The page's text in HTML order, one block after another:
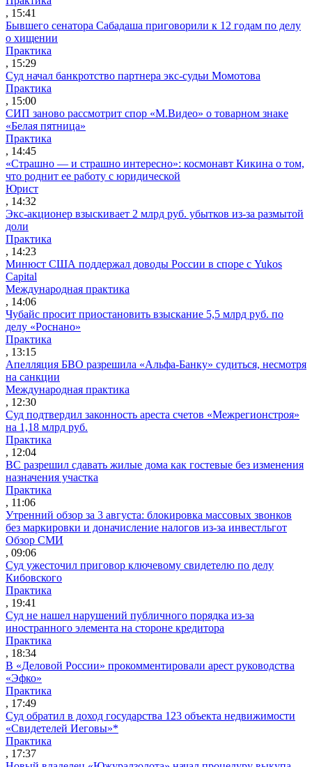
, 15:41
Бывшего сенатора Сабадаша приговорили к 12 годам по делу
о хищении
Практика
, 15:29
Суд начал банкротство партнера экс-судьи Момотова
Практика
, 15:00
СИП заново рассмотрит спор «М.Видео» о товарном знаке
«Белая пятница»
Практика
, 14:45
«Страшно — и страшно интересно»: космонавт Кикина о том,
что роднит ее работу с юридической
Юрист
, 14:32
Экс-акционер взыскивает 2 млрд руб. убытков из-за размытой
доли
Практика
, 14:23
Минюст США поддержал доводы России в споре с Yukos
Capital
Международная практика
, 14:06
Чубайс просит приостановить взыскание 5,5 млрд руб. по
делу «Роснано»
Практика
, 13:15
Апелляция БВО разрешила «Альфа-Банку» судиться, несмотря
на санкции
Международная практика
, 12:30
Суд подтвердил законность ареста счетов «Межрегионстроя»
на 1,18 млрд руб.
Практика
, 12:04
ВС разрешил сдавать жилые дома как гостевые без изменения
назначения участка
Практика
, 11:06
Утренний обзор за 3 августа: блокировка массовых звонков
без маркировки и доначисление налогов из-за инвестльгот
Обзор СМИ
, 09:06
Суд ужесточил приговор ключевому свидетелю по делу
Кибовского
Практика
, 19:41
Суд не нашел нарушений публичного порядка из-за
иностранного элемента на стороне кредитора
Практика
, 18:34
В «Деловой России» прокомментировали арест руководства
«Эфко»
Практика
, 17:49
Суд обратил в доход государства 123 объекта недвижимости
«Свидетелей Иеговы»*
Практика
, 17:37